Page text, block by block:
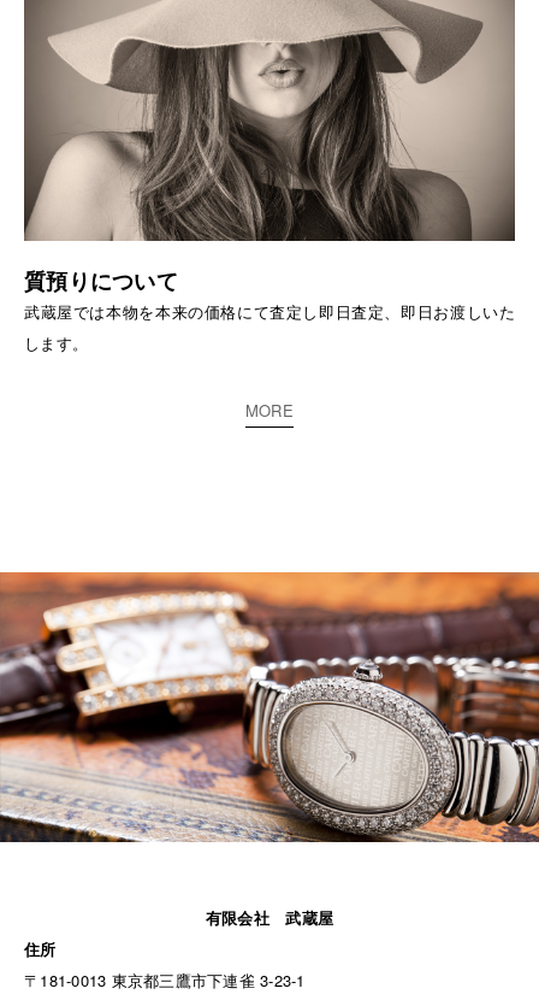
質預りについて
武蔵屋では本物を本来の価格にて査定し即日査定、即日お渡しいた
します。
MORE
有限会社 武蔵屋
住所
〒181-0013 東京都三鷹市下連雀 3-23-1